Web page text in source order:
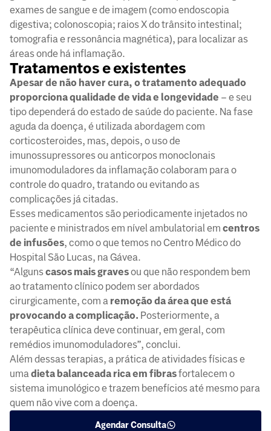
exames de sangue e de imagem (como endoscopia
digestiva; colonoscopia; raios X do trânsito intestinal;
tomografia e ressonância magnética), para localizar as
áreas onde há inflamação.
Tratamentos e existentes
Apesar de não haver cura, o tratamento adequado
proporciona qualidade de vida e longevidade – e seu
tipo dependerá do estado de saúde do paciente. Na fase
aguda da doença, é utilizada abordagem com
corticosteroides, mas, depois, o uso de
imunossupressores ou anticorpos monoclonais
imunomoduladores da inflamação colaboram para o
controle do quadro, tratando ou evitando as
complicações já citadas.
Esses medicamentos são periodicamente injetados no
paciente e ministrados em nível ambulatorial em centros
de infusões, como o que temos no Centro Médico do
Hospital São Lucas, na Gávea.
“Algunscasos mais gravesou que não respondem bem
ao tratamento clínico podem ser abordados
cirurgicamente, com a remoção da área que está
provocando a complicação. Posteriormente, a
terapêutica clínica deve continuar, em geral, com
remédios imunomoduladores”, conclui.
Além dessas terapias, a prática de atividades físicas e
umadieta balanceada rica em fibrasfortalecem o
sistema imunológico e trazem benefícios até mesmo para
quem não vive com a doença.
Agendar Consulta